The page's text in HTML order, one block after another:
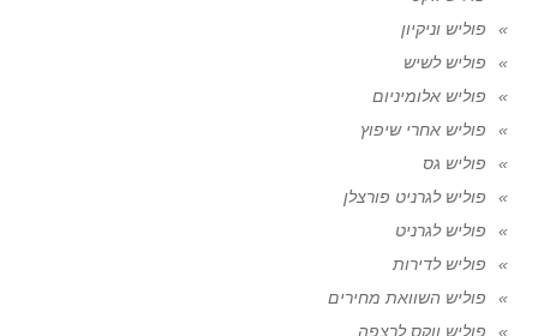
פוליש וניקיון
פוליש לשיש
פוליש אלומיניום
פוליש אחרי שיפוץ
פוליש גס
פוליש לגרניט פורצלן
פוליש לגרניט
פוליש לדירות
פוליש השוואת מחירים
פוליש ווקס לרצפה